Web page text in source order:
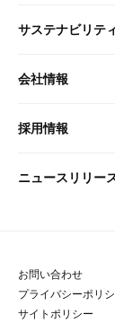
大和総研の強
先端テクノロ
政策分析
金融経済教育
書籍
セミナー トッ
現在受付中の
サステナビリテ
サステナビリ
次世代社会へ
マルチステー
会社情報
会社情報 トッ
会社概要・役
大和総研の歩
採用情報
採用情報 トッ
経験者採用
ニュースリリー
お問い合わせ
プライバシーポリ
サイトポリシー